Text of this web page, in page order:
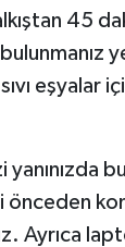
45
eşyalar
önceden
Ayrıca